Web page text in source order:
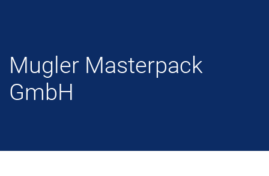
Mugler Masterpack
GmbH